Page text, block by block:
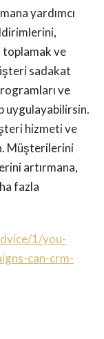
yardımcı
ve
sadakat
ve
uygulayabilirsin.
hizmeti ve
Müşterilerini
artırmana,
fazla
1/you-
can-crm-